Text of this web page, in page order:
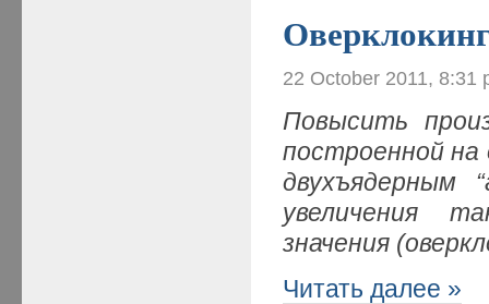
22 October 2011, 8:31
Повысить
построенной на
двухъядерным
увеличения
значения
Читать далее »